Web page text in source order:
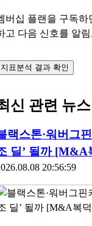
버십 플랜을 구독하
고 다음 신호를 알
지표분석 결과 확인
신 관련 뉴스
랙스톤·워버그
딜’ 될까 [M&A
20:56:59